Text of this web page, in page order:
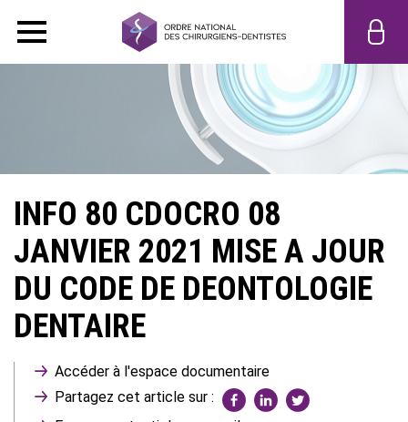
INFO 80 CDOCRO 08
JANVIER 2021 MISE A JOUR
DU CODE DE DEONTOLOGIE
DENTAIRE
Accéder à l'espace documentaire
Partagez cet article sur :